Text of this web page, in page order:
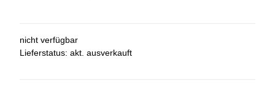
nicht verfügbar
Lieferstatus: akt. ausverkauft